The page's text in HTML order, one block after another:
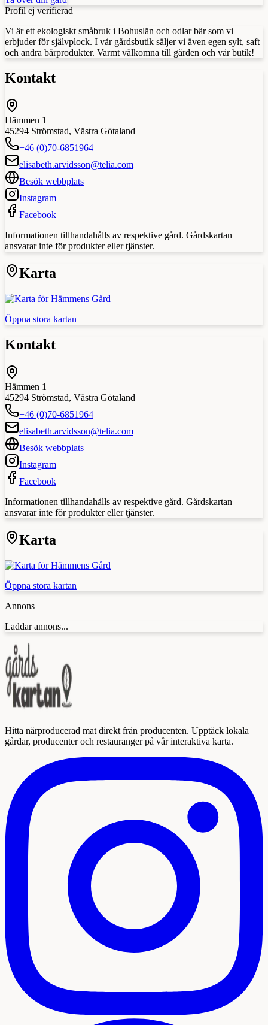
Profil ej verifierad
Vi är ett ekologiskt småbruk i Bohuslän och odlar bär som vi
erbjuder för självplock. I vår gårdsbutik säljer vi även egen sylt, saft
och andra bärprodukter. Varmt välkomna till gården och vår butik!
Kontakt
Hämmen 1
45294 Strömstad, Västra Götaland
+46 (0)70-6851964
elisabeth.arvidsson@telia.com
Besök webbplats
Instagram
Facebook
Informationen tillhandahålls av respektive gård. Gårdskartan
ansvarar inte för produkter eller tjänster.
Karta
Öppna stora kartan
Kontakt
Hämmen 1
45294 Strömstad, Västra Götaland
+46 (0)70-6851964
elisabeth.arvidsson@telia.com
Besök webbplats
Instagram
Facebook
Informationen tillhandahålls av respektive gård. Gårdskartan
ansvarar inte för produkter eller tjänster.
Karta
Öppna stora kartan
Annons
Laddar annons...
Hitta närproducerad mat direkt från producenten. Upptäck lokala
gårdar, producenter och restauranger på vår interaktiva karta.